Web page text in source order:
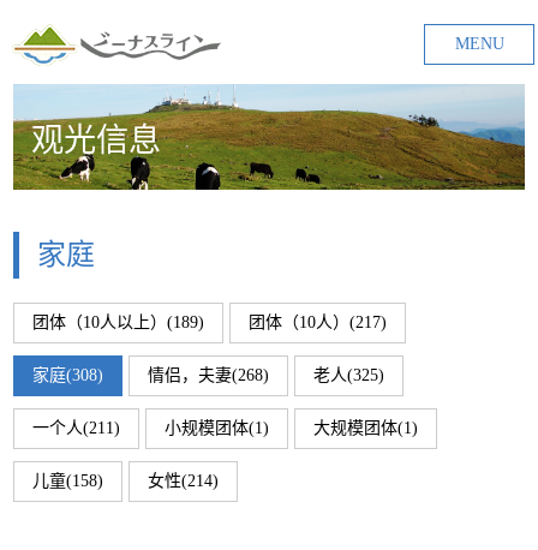
MENU
观光信息
家庭
团体（10人以上）(189) 团体（10人）(217)
家庭(308) 情侣，夫妻(268) 老人(325)
一个人(211) 小规模团体(1) 大规模团体(1)
儿童(158) 女性(214)